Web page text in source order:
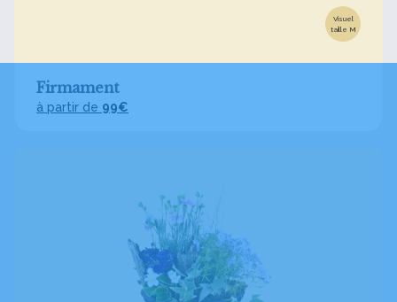
Visuel
taille M
Firmament
à partir de 99€